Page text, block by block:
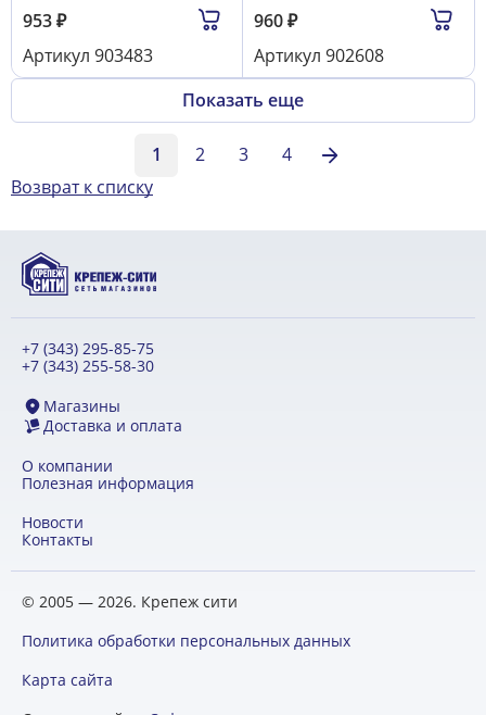
953₽
Артикул 903483
960₽
Артикул 902608
Показать еще
1 2 3
4
Возврат к списку
+7 (343) 295-85-75
+7 (343) 255-58-30
Магазины
Доставка и оплата
О компании
Полезная информация
Новости
Контакты
© 2005 — 2026. Крепеж сити
Политика обработки персональных данных
Карта сайта